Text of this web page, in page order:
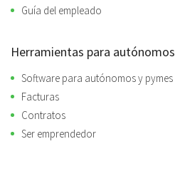
Guía del empleado
Herramientas para autónomos
Software para autónomos y pymes
Facturas
Contratos
Ser emprendedor